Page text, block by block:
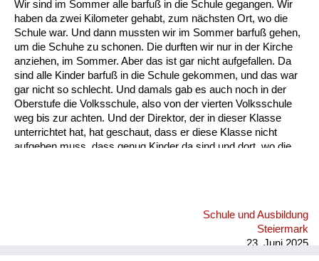
Besatzungsmächte
Frauen, Mütter, Kinder
Versorgung
Heimkehrer
Fluchtgeschichten
Wiederaufbau und
Wir sind im Sommer alle barfuß in die Schule gegangen. Wir
haben da zwei Kilometer gehabt, zum nächsten Ort, wo die
Schule war. Und dann mussten wir im Sommer barfuß gehen,
um die Schuhe zu schonen. Die durften wir nur in der Kirche
anziehen, im Sommer. Aber das ist gar nicht aufgefallen. Da
sind alle Kinder barfuß in die Schule gekommen, und das war
gar nicht so schlecht. Und damals gab es auch noch in der
Oberstufe die Volksschule, also von der vierten Volksschule
weg bis zur achten. Und der Direktor, der in dieser Klasse
unterrichtet hat, hat geschaut, dass er diese Klasse nicht
aufgeben muss, dass genug Kinder da sind und dort, wo die
sich aber geweigert. Er hat geschaut, dass wir dann in die
Hauptschule kommen. Die war dann sieben Kilometer...
Schule und Ausbildung
Steiermark
23. Juni 2025